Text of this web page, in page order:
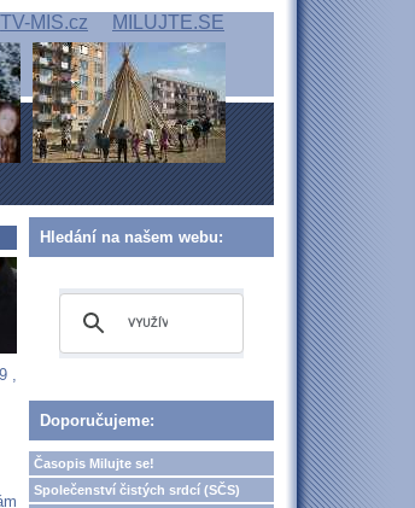
TV-MIS.cz MILUJTE.SE
,
Hledání na našem webu:
Doporučujeme:
Časopis Milujte se!
Společenství čistých srdcí (SČS)